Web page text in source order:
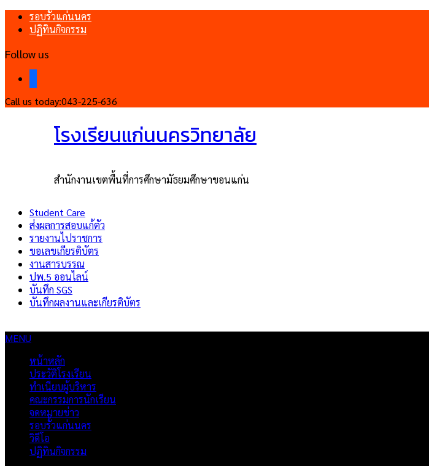
รอบรั้วแก่นนคร
ปฏิทินกิจกรรม
Follow us
Call us today:043-225-636
โรงเรียนแก่นนครวิทยาลัย
สำนักงานเขตพื้นที่การศึกษามัธยมศึกษาขอนแก่น
Student Care
ส่งผลการสอบแก้ตัว
รายงานไปราชการ
ขอเลขเกียรติบัตร
งานสารบรรณ
ปพ.5 ออนไลน์
บันทึก SGS
บันทึกผลงานและเกียรติบัตร
MENU
หน้าหลัก
ประวัติโรงเรียน
ทำเนียบผู้บริหาร
คณะกรรมการนักเรียน
จดหมายข่าว
รอบรั้วแก่นนคร
วิดีโอ
ปฏิทินกิจกรรม